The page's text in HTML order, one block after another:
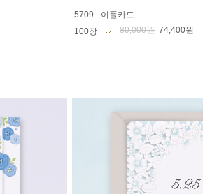
5709
이플카드
80,000원 74,400원